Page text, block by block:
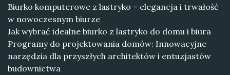
Biurko komputerowe z lastryko – elegancja i trwałość
w nowoczesnym biurze
Jak wybrać idealne biurko z lastryko do domu i biura
Programy do projektowania domów: Innowacyjne
narzędzia dla przyszłych architektów i entuzjastów
budownictwa